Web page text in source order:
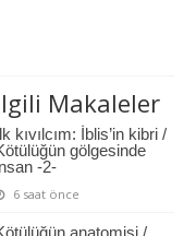
Makaleler
kıvılcım: İblis’in kibri /
gölgesinde
-2-
6 saat önce
anatomisi /